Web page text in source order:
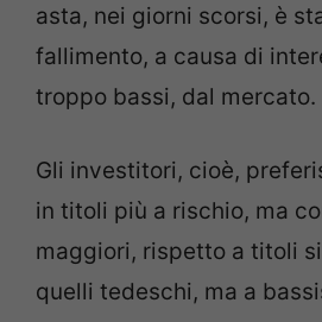
asta, nei giorni scorsi, è
fallimento, a causa di
troppo bassi, dal mercato.
Gli investitori, cioè,
in titoli più a rischio, ma
maggiori, rispetto a titoli
quelli tedeschi, ma a